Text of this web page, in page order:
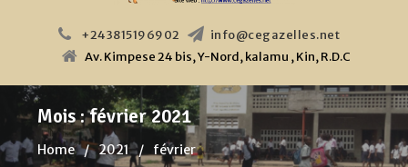
+243815196902
info@cegazelles.net
Av. Kimpese 24 bis, Y-Nord, kalamu , Kin, R.D.C
Mois :février 2021
Home 2021 février